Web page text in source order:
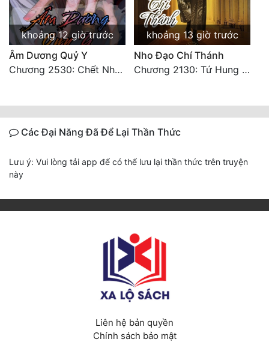
khoảng 12 giờ trước
Âm Dương Quỷ Y
Chương 2530: Chết Như Thế Nào
khoảng 13 giờ trước
Nho Đạo Chí Thánh
Chương 2130: Tứ Hung Cổ Yêu
Các Đại Năng Đã Để Lại Thần Thức
Lưu ý: Vui lòng tải app để có thể lưu lại thần thức trên truyện
này
Liên hệ bản quyền
Chính sách bảo mật